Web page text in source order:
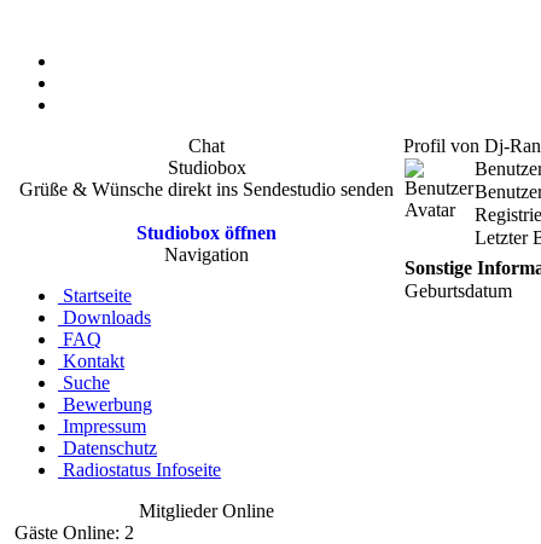
Chat
Studiobox
Grüße & Wünsche direkt ins Sendestudio senden
Studiobox öffnen
Navigation
Startseite
Downloads
FAQ
Kontakt
Suche
Bewerbung
Impressum
Datenschutz
Radiostatus Infoseite
Mitglieder Online
Gäste Online: 2
Profil von Dj-
Letzter
Sonstige
Geburtsdatum